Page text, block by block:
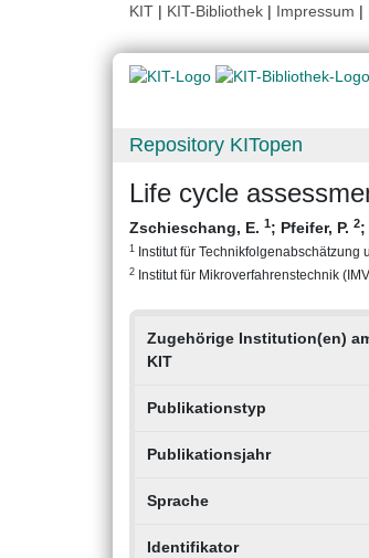
KIT | KIT-Bibliothek | Impressum |
Repository KITopen
Life cycle
Zschieschang, E. 1; Pfeifer, P. 2;
1 Institut für Technikfolgenabschätzung
2 Institut für Mikroverfahrenstechnik
Zugehörige Institution(en)
KIT
Publikationstyp
Publikationsjahr
Sprache
Identifikator